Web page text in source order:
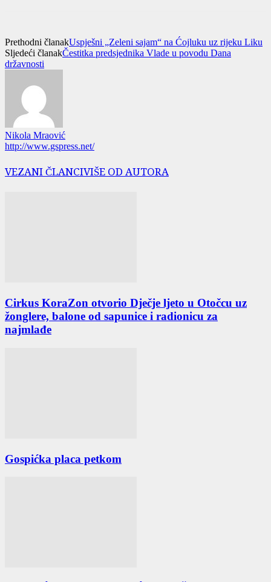
Prethodni članakUspješni „Zeleni sajam“ na Ćojluku uz rijeku Liku
Sljedeći članakČestitka predsjednika Vlade u povodu Dana
državnosti
Nikola Mraović
http://www.gspress.net/
VEZANI ČLANCIVIŠE OD AUTORA
Cirkus KoraZon otvorio Dječje ljeto u Otočcu uz
žonglere, balone od sapunice i radionicu za
najmlađe
Gospićka placa petkom